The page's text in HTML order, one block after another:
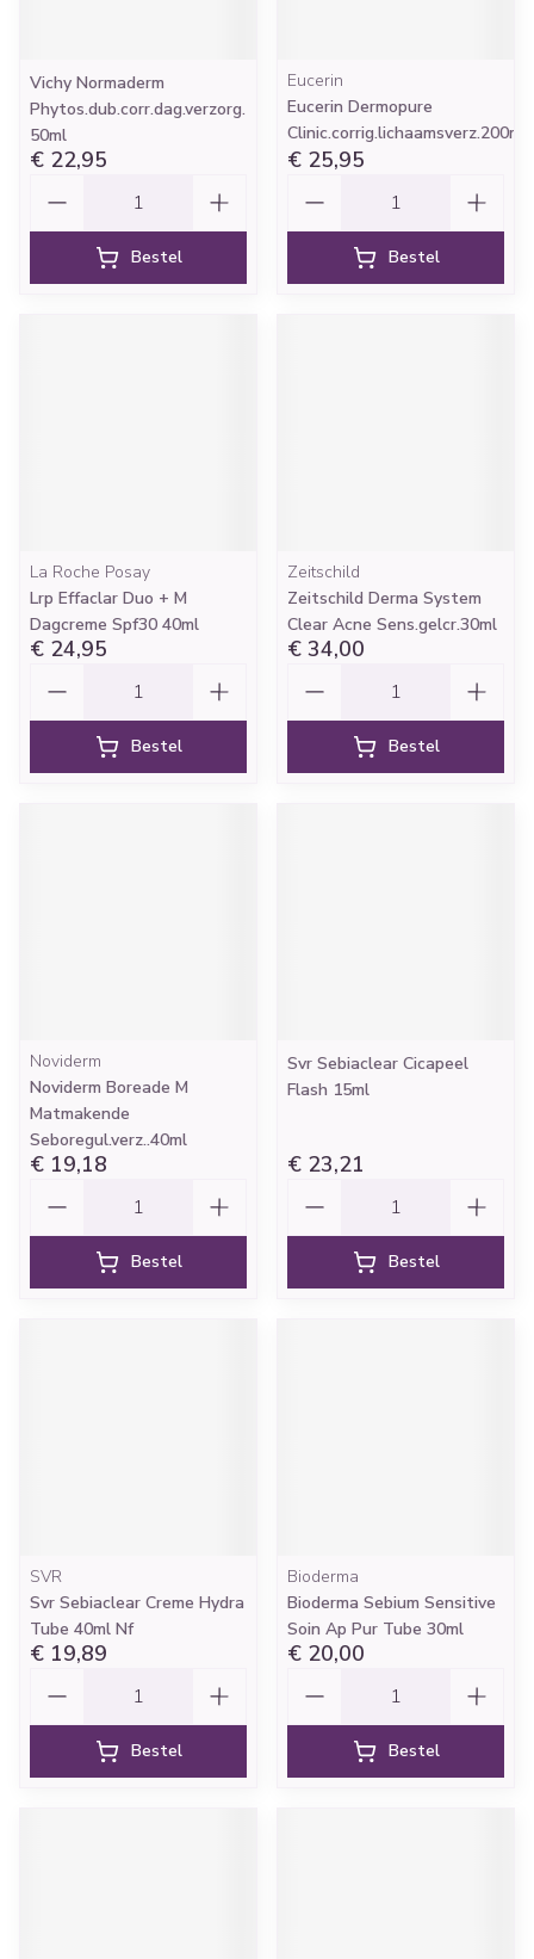
Vichy Normaderm
Phytos.dub.corr.dag.verzorg.
50ml
€ 22,95
Bestel
Eucerin
Eucerin Dermopure
Clinic.corrig.lichaamsverz.200ml
€ 25,95
Bestel
La Roche Posay
Lrp Effaclar Duo + M
Dagcreme Spf30 40ml
€ 24,95
Bestel
Zeitschild
Zeitschild Derma System
Clear Acne Sens.gelcr.30ml
€ 34,00
Bestel
Noviderm
Noviderm Boreade M
Matmakende
Seboregul.verz..40ml
€ 19,18
Bestel
Svr Sebiaclear Cicapeel
Flash 15ml
€ 23,21
Bestel
SVR
Svr Sebiaclear Creme Hydra
Tube 40ml Nf
€ 19,89
Bestel
Bioderma
Bioderma Sebium Sensitive
Soin Ap Pur Tube 30ml
€ 20,00
Bestel